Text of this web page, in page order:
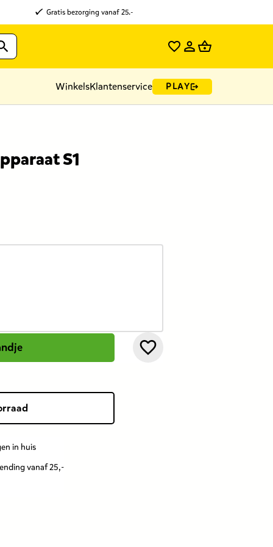
Gratis bezorging vanaf 25.-
WinkelsKlantenservice PLAY
S1
in huis
vanaf 25,-